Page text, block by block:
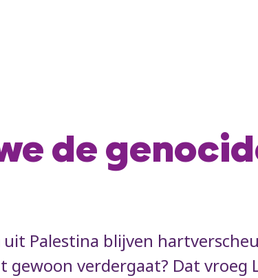
de
Palestina blijven
verdergaat? Dat vroeg